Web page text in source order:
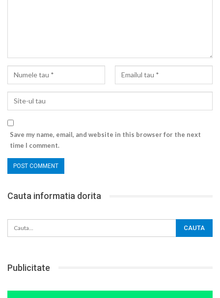
Save my name, email, and website in this browser for the next
time I comment.
Cauta informatia dorita
Publicitate